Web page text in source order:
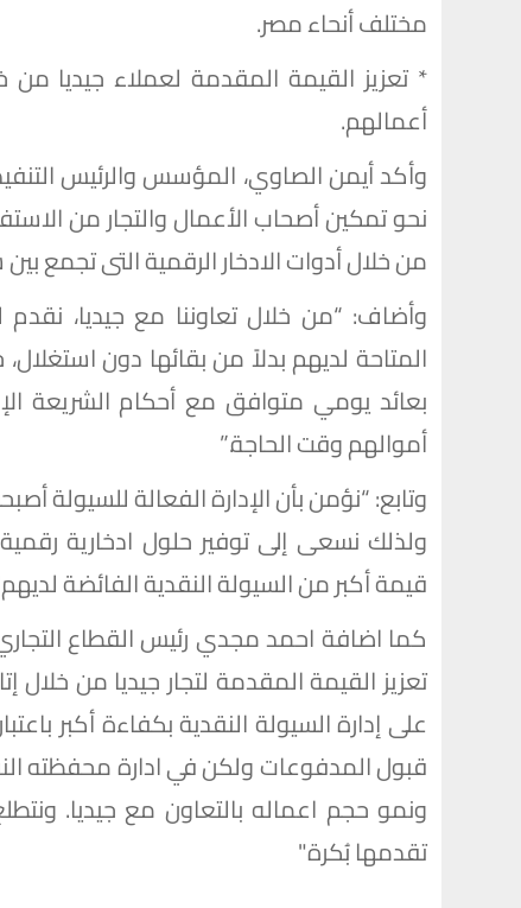
مختلف أنحاء مصر.
* تعزيز القيمة المقدمة لعملاء جيديا
أعمالهم.
وأكد أيمن الصاوي، المؤسس والرئيس
نحو تمكين أصحاب الأعمال والتجار من
من خلال أدوات الادخار الرقمية التى تجمع
وأضاف: “من خلال تعاوننا مع جيديا، نقدم
المتاحة لديهم بدلاً من بقائها دون
بعائد يومي متوافق مع أحكام الشريعة
أموالهم وقت الحاجة.”
وتابع: “نؤمن بأن الإدارة الفعالة للسيولة
ولذلك نسعى إلى توفير حلول ادخارية
قيمة أكبر من السيولة النقدية الفائضة
كما اضافة احمد مجدي رئيس القطاع
تعزيز القيمة المقدمة لتجار جيديا من
على إدارة السيولة النقدية بكفاءة أكبر
قبول المدفوعات ولكن في ادارة محفظته
ونمو حجم اعماله بالتعاون مع جيديا.
تقدمها بُكرة"